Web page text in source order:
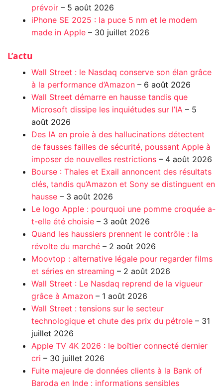
prévoir– 5 août 2026
iPhone SE 2025 : la puce 5 nm et le modem
made in Apple– 30 juillet 2026
L’actu
Wall Street : le Nasdaq conserve son élan grâce
à la performance d’Amazon– 6 août 2026
Wall Street démarre en hausse tandis que
Microsoft dissipe les inquiétudes sur l’IA– 5
août 2026
Des IA en proie à des hallucinations détectent
de fausses failles de sécurité, poussant Apple à
imposer de nouvelles restrictions– 4 août 2026
Bourse : Thales et Exail annoncent des résultats
clés, tandis qu’Amazon et Sony se distinguent en
hausse– 3 août 2026
Le logo Apple : pourquoi une pomme croquée a-
t-elle été choisie– 3 août 2026
Quand les haussiers prennent le contrôle : la
révolte du marché– 2 août 2026
Moovtop : alternative légale pour regarder films
et séries en streaming – 2 août 2026
Wall Street : Le Nasdaq reprend de la vigueur
grâce à Amazon– 1 août 2026
Wall Street : tensions sur le secteur
technologique et chute des prix du pétrole– 31
juillet 2026
Apple TV 4K 2026 : le boîtier connecté dernier
cri – 30 juillet 2026
Fuite majeure de données clients à la Bank of
Baroda en Inde : informations sensibles